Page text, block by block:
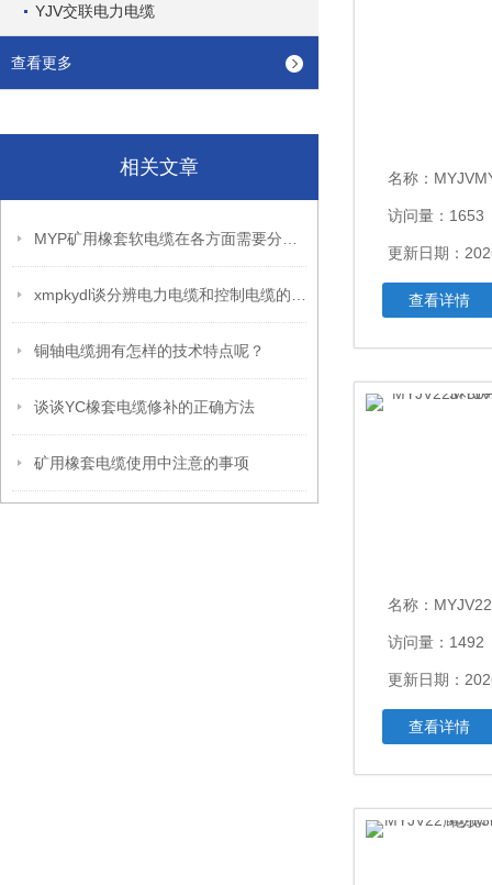
YJV交联电力电缆
查看更多
相关文章
铜轴电缆拥有怎样的技术特点呢？
谈谈YC橡套电缆修补的正确方法
矿用橡套电缆使用中注意的事项
名称： MYJVMYJV-
访问量：1653
更新日期：
查看详情
名称：
访问量：1492
更新日期：
查看详情